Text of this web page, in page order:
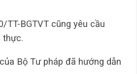
TT-BGTVT cũng yêu cầu
thực.
Bộ Tư pháp đã hướng dẫn